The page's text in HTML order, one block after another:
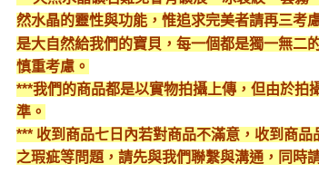
然水晶的靈性與功能，惟追求完美者請再三考
是大自然給我們的寶貝，每一個都是獨一無二
慎重考慮。
***我們的商品都是以實物拍攝上傳，但由於拍
準。
*** 收到商品七日內若對商品不滿意，收到商
之瑕疵等問題，請先與我們聯繫與溝通，同時